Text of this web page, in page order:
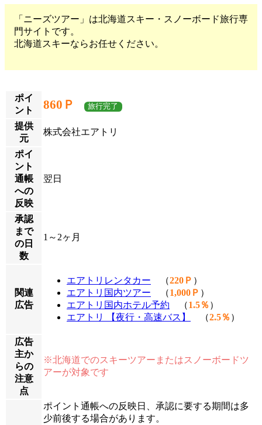
「ニーズツアー」は北海道スキー・スノーボード旅行専
門サイトです。
北海道スキーならお任せください。
ポイ
ント
860Ｐ 旅行完了
提供
元
株式会社エアトリ
ポイ
ント
通帳
への
反映
翌日
承認
まで
の日
数
1～2ヶ月
関連
広告
エアトリレンタカー （220Ｐ ）
エアトリ国内ツアー （1,000Ｐ ）
エアトリ国内ホテル予約 （1.5％ ）
エアトリ 【夜行・高速バス】
（2.5％ ）
広告
主か
らの
注意
点
※北海道でのスキーツアーまたはスノーボードツ
アーが対象です
ポイント通帳への反映日、承認に要する期間は多
少前後する場合があります。